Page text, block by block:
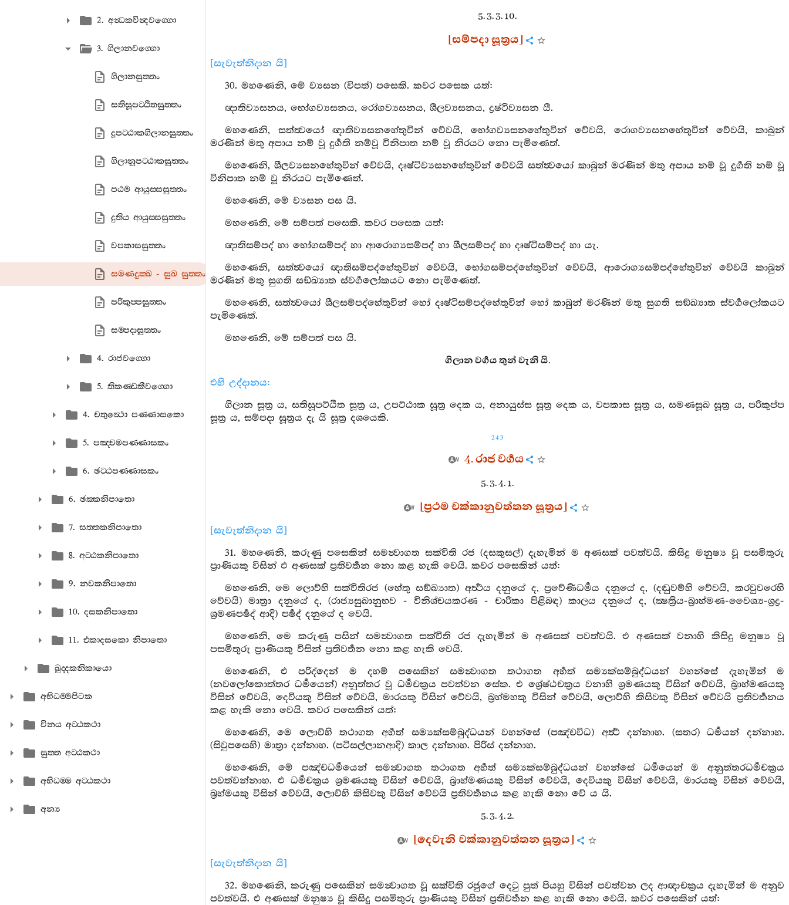
2. අන්‍ධකවින්‍දවග‍්ගො
3. ගිලානවග‍්ගො
ගිලානසුත‍්තං
සතිසූපට‍්ඨිතසුත‍්තං
දූපට‍්ඨාකගිලානසුත‍්තං
ගිලානූපට‍්ඨාකසුත‍්තං
පඨම ආයුස‍්සසුත‍්තං
දුතිය ආයුස‍්සසුත‍්තං
වපකාසසුත‍්තං
සමණදුක‍්ඛ - සුඛ සුත‍්තං
පරිකුප‍්පසුත‍්තං
සම‍්පදාසුත‍්තං
4. රාජවග‍්ගො
5. තිකණ‍්ඩකීවග‍්ගො
4. චතුත්‍ථො පණ‍්ණාසකො
5. පඤ‍්චමපණ‍්ණාසකං
6. ඡට‍්ඨපණ‍්ණාසකං
6. ඡක‍්කනිපාතො
7. සත‍්තකනිපාතො
8. අට‍්ඨකනිපාතො
9. නවකනිපාතො
10. දසකනිපාතො
11. එකාදසකො නිපාතො
ඛුද‍්දකනිකායො
අභිධම‍්මපිටක
විනය අට‍්ඨකථා
සුත‍්ත අට‍්ඨකථා
අභිධම‍්ම අට‍්ඨකථා
අන්‍ය
5. 3. 3. 10.
[සම්පදා සූත්‍රය]
[සැවැත්නිදාන යි]
30. මහණෙනි, මේ ව්‍යසන (විපත්) පසෙකි. කවර පසෙක යත්:
ඥාතිව්‍යසනය, භෝගව්‍යසනය, රෝගව්‍යසනය, ශීලව්‍යසනය, ද්‍රෂ්ටිව්‍යසන යී.
මහණෙනි, සත්ත්‍වයෝ ඥාතිව්‍යසනහේතුවින් වේවයි, භෝගව්‍යසනහේතුවින් වේවයි, රොගව්‍යසනහේතුවින් වේවයි, කාබුන්
මරණින් මතු අපාය නම් වූ දුර්‍ගති නම්වූ විනිපාත නම් වූ නිරයට නො පැමිණෙත්.
මහණෙනි, ශීලව්‍යසනහේතුවින් වේවයි, දෘෂ්ටිව්‍යසනහේතුවින් වේවයි සත්ත්‍වයෝ කාබුන් මරණින් මතු අපාය නම් වූ දුර්‍ගති නම් වූ
විනිපාත නම් වූ නිරයට පැමිණෙත්.
මහණෙනි, මේ ව්‍යසන පස යි.
මහණෙනි, මේ සම්පත් පසෙකි. කවර පසෙක යත්:
ඥාතිසම්පද් හා භෝගසම්පද් හා ආරොග්‍යසම්පද් හා ශීලසම්පද් හා දෘෂ්ටිසම්පද් හා යැ.
මහණෙනි, සත්ත්‍වයෝ ඥාතිසම්පද්හේතුවින් වේවයි, භෝගසම්පද්හේතුවින් වේවයි, ආරොග්‍යසම්පද්හේතුවින් වේවයි කාබුන්
මරණින් මතු සුගති සඞ්ඛ්‍යාත ස්වර්‍ගලෝකයට නො පැමිණෙත්.
මහණෙනි, සත්ත්‍වයෝ ශීලසම්පද්හේතුවින් හෝ දෘෂ්ටිසම්පද්හේතුවින් හෝ කාබුන් මරණින් මතු සුගති සඞ්ඛ්‍යාත ස්වර්‍ගලෝකයට
පැමිණෙත්.
මහණෙනි, මේ සම්පත් පස යි.
ගිලාන වර්‍ගය තුන් වැනි යි.
එහි උද්දානය:
ගිලාන සූත්‍ර ය, සතිසූපට්ඨිත සූත්‍ර ය, උපට්ඨාක සූත්‍ර දෙක ය, අනායුස්ස සූත්‍ර දෙක ය, වපකාස සූත්‍ර ය, සමණසූඛ සූත්‍ර ය, පරිකුප්ප
සූත්‍ර ය, සම්පදා සූත්‍රය දැ යි සූත්‍ර දශයෙකි.
243
4. රාජ වර්‍ගය
5. 3. 4. 1.
[ප්‍රථම චක්කානුවත්තන සූත්‍රය]
[සැවැත්නිදාන යි]
31. මහණෙනි, කරුණු පසෙකින් සමන්‍වාගත සක්විති රජ (දසකුසල්) දැහැමින් ම අණසක් පවත්වයි. කිසිදු මනුෂ්‍ය වූ පසමිතුරු
ප්‍රාණියකු විසින් එ අණසක් ප්‍රතිවර්‍තන නො කළ හැකි වෙයි. කවර පසෙකින් යත්:
මහණෙනි, මෙ ලොව්හි සක්විතිරජ (හේතු සඞ්ඛ්‍යාත) අර්‍ත්‍ථය දනුයේ ද, ප්‍රවේණිධර්‍මය දනුයේ ද, (දඬුවම්හි වේවයි, කරවුවරෙහි
වේවයි) මාත්‍රා දනුයේ ද, (රාජ්‍යසුඛානුභව - විනිශ්චයකරණ - චාරිකා පිළිබඳ) කාලය දනුයේ ද, (ක්‍ෂත්‍රිය-බ්‍රාහ්මණ-වෛශ්‍ය-ශ්‍රද්‍ර-
ශ්‍රමණපර්‍ෂද් ආදි) පර්‍ෂද් දනුයේ ද වෙයි.
මහණෙනි, මෙ කරුණු පසින් සමන්‍වාගත සක්විති රජ දැහැමින් ම අණසක් පවත්වයි. එ අණසක් වනාහි කිසිදු මනුෂ්‍ය වූ
පසමිතුරු ප්‍රාණියකු විසින් ප්‍රතිවර්‍තන නො කළ හැකි වෙයි.
මහණෙනි, එ පරිද්දෙන් ම දහම් පසෙකින් සමන්‍වාගත තථාගත අර්‍හත් සම්‍යක්සම්බුද්ධයන් වහන්සේ දැහැමින් ම
(නවලෝකොත්තර ධර්‍මයෙන්) අනුත්තර වූ ධර්‍මචක්‍රය පවත්වන සේක. එ ශ්‍රේෂ්ඨචක්‍රය වනාහි ශ්‍රමණයකු විසින් වේවයි, බ්‍රාහ්මණයකු
විසින් වේවයි, දෙවියකු විසින් වේවයි, මාරයකු විසින් වේවයි, බ්‍රහ්මහකු විසින් වේවයි, ලොව්හි කිසිවකු විසින් වේවයි ප්‍රතිවර්‍තනය
කළ හැකි නො වෙයි. කවර පසෙකින් යත්:
මහණෙනි, මෙ ලොව්හි තථාගත අර්‍හත් සම්‍යක්සම්බුද්ධයන් වහන්සේ (පඤ්චවිධ) අර්‍ත්‍ථ දන්නාහ. (සතර) ධර්‍මයන් දන්නාහ.
(සිවුපසෙහි) මාත්‍රා දන්නාහ. (පටිසල්ලානආදි) කාල දන්නාහ. පිරිස් දන්නාහ.
මහණෙනි, මේ පඤ්චධර්‍මයෙන් සමන්‍වාගත තථාගත අර්‍හත් සම්‍යක්සම්බුද්ධයන් වහන්සේ ධර්‍මයෙන් ම අනුත්තරධර්‍මචක්‍රය
පවත්වන්නාහ. එ ධර්‍මචක්‍රය ශ්‍රමණයකු විසින් වේවයි, බ්‍රාහ්මණයකු විසින් වේවයි, දෙවියකු විසින් වේවයි, මාරයකු විසින් වේවයි,
බ්‍රහ්මයකු විසින් වේවයි, ලොව්හි කිසිවකු විසින් වේවයි ප්‍රතිවර්‍තනය කළ හැකි නො වේ ය යි.
5. 3. 4. 2.
[දෙවැනි චක්කානුවත්තන සූත්‍රය]
[සැවැත්නිදාන යි]
32. මහණෙනි, කරුණු පසෙකින් සමන්‍වාගත වූ සක්විති රජුගේ දෙටු පුත් පියහු විසින් පවත්වන ලද ආඥාචක්‍රය දැහැමින් ම අනුව
පවත්වයි. එ අණසක් මනුෂ්‍ය වූ කිසිදු පසමිතුරු ප්‍රාණියකු විසින් ප්‍රතිවර්‍තන කළ හැකි නො වෙයි. කවර පසෙකින් යත්: